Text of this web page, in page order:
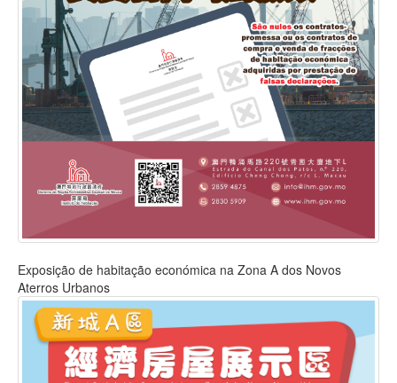
Exposição de habitação económica na Zona A dos Novos
Aterros Urbanos